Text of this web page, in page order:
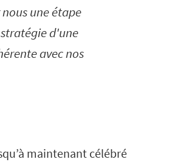
une étape
d'une
avec nos
maintenant célébré